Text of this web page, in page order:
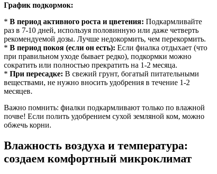
График подкормок:
* В период активного роста и цветения: Подкармливайте
раз в 7-10 дней, используя половинную или даже четверть
рекомендуемой дозы. Лучше недокормить, чем перекормить.
* В период покоя (если он есть): Если фиалка отдыхает (что
при правильном уходе бывает редко), подкормки можно
сократить или полностью прекратить на 1-2 месяца.
* При пересадке: В свежий грунт, богатый питательными
веществами, не нужно вносить удобрения в течение 1-2
месяцев.
Важно помнить: фиалки подкармливают только по влажной
почве! Если полить удобрением сухой земляной ком, можно
обжечь корни.
Влажность воздуха и температура:
создаем комфортный микроклимат